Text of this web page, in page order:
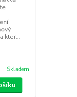
kter...
Skladem